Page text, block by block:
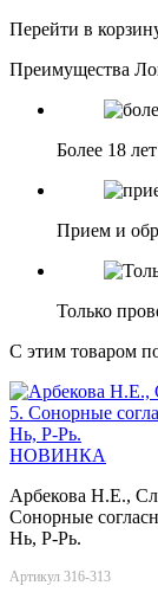
Перейти в
Преимущества
Более 18
Прием и
Только
С этим товаром
НОВИНКА
Арбекова Н.Е.,
Сонорные
Нь, Р-Рь.
Артикул 316-313